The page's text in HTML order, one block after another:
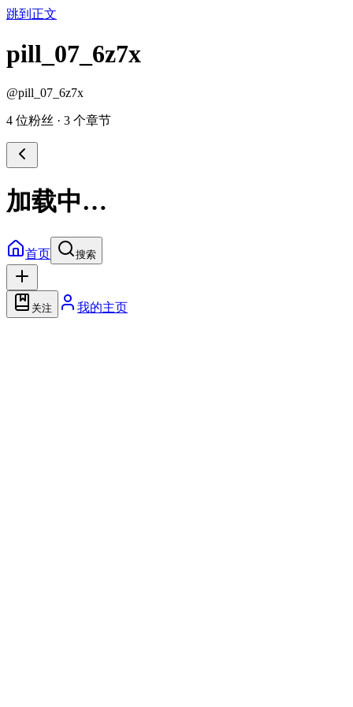
跳到正文
pill_07_6z7x
@pill_07_6z7x
4 位粉丝 · 3 个章节
加载中…
首页 搜索
关注 我的主页